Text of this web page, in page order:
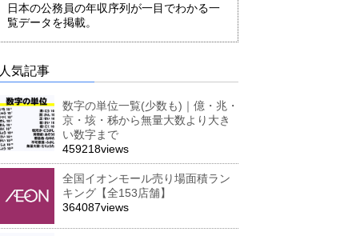
日本の公務員の年収序列が一目でわかる一
覧データを掲載。
人気記事
数字の単位一覧(少数も)｜億・兆・
京・垓・秭から無量大数より大き
い数字まで
459218views
全国イオンモール売り場面積ラン
キング【全153店舗】
364087views